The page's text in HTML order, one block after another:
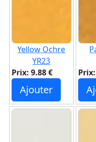
Yellow Ochre
YR23
Prix: 9.88 €
Ajouter